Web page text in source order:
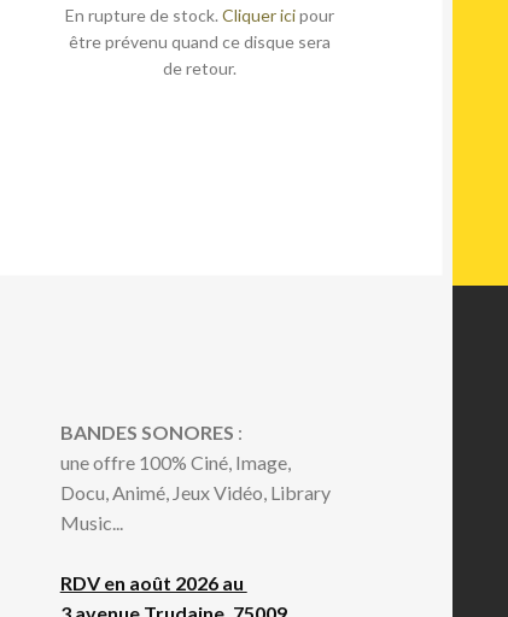
En rupture de stock. Cliquer icipour
être prévenu quand ce disque sera
de retour.
BANDES SONORES :
une offre 100% Ciné, Image,
Docu, Animé, Jeux Vidéo, Library
Music...
RDV en août 2026 au